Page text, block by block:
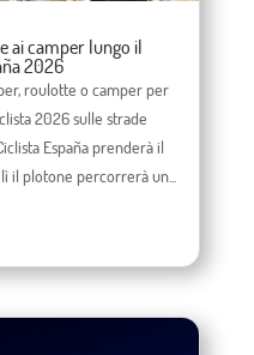
ai camper lungo il
2026
roulotte o camper per
2026 sulle strade
España prenderà il
il plotone percorrerà un...